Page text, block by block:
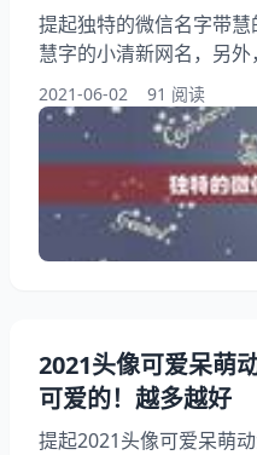
提起独特的微信名字带
慧字的小清新网名，另
字，你知道这是怎么回事
就一起来看看带有慧字
独特的微信名字带慧的
2021-06-02 91 阅读
2021头像可爱呆萌
可爱的！越多越好
提起2021头像可爱呆萌